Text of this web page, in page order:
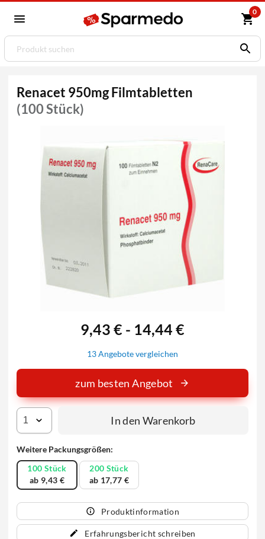
0
Renacet 950mg Filmtabletten
(100 Stück)
Weitere Packungsgrößen:
100 Stück
ab 9,43 €
200 Stück
ab 17,77 €
Produktinformation
Erfahrungsbericht schreiben
9,43 € - 14,44 €
13 Angebote vergleichen
zum besten Angebot
In den Warenkorb